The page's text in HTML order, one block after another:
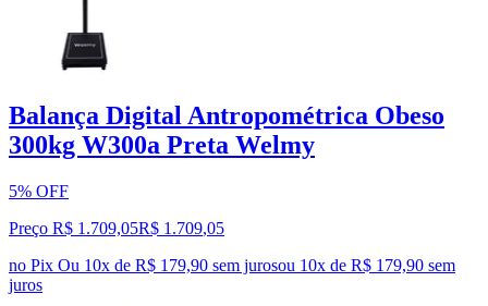
Balança Digital Antropométrica Obeso
300kg W300a Preta Welmy
5% OFF
Preço R$ 1.709,05R$ 1.709,05
no Pix Ou 10x de R$ 179,90 sem jurosou 10x de R$ 179,90 sem
juros